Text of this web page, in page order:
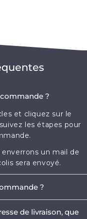
?
et cliquez sur le
les étapes pour
un mail de
sera envoyé.
?
achat.de livraison, que